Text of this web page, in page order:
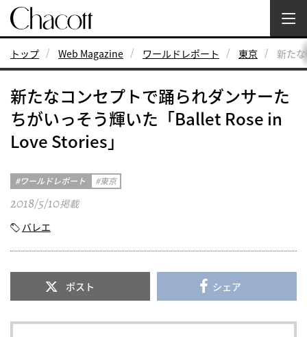
トップ Web Magazine ワールドレポート 東京 新た
新たなコンセプトで踊られダンサーた
ちがいっそう輝いた「Ballet Rose in
Love Stories」
ワールドレポート 東京
2018/5/10掲載
バレエ
ポスト シェア